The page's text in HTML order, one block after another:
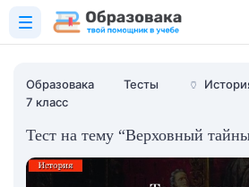
Образовака Тесты 🏺
7 класс
Тест на тему “Верховный